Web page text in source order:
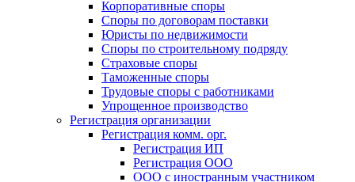
Корпоративные споры
Споры по договорам поставки
Юристы по недвижимости
Споры по строительному подряду
Страховые споры
Таможенные споры
Трудовые споры с работниками
Упрощенное производство
Регистрация организации
Регистрация комм. орг.
Регистрация ИП
Регистрация ООО
ООО с иностранным участником